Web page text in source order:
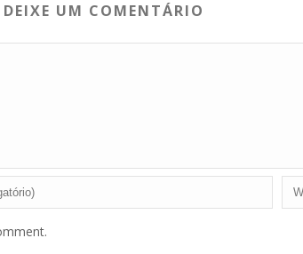
DEIXE UM COMENTÁRIO